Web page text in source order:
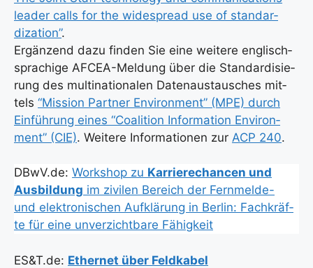
lea­der calls for the wide­spread use of stan­dar­
diza­ti­on”.
Ergän­zend dazu fin­den Sie eine wei­te­re eng­lisch­
spra­chi­ge AFCEA-Mel­dung über die Stan­dar­di­sie­
rung des mul­ti­na­tio­na­len Daten­aus­tau­sches mit­
tels “Mis­si­on Part­ner Envi­ron­ment” (MPE) durch
Ein­füh­rung eines “Coali­ti­on Infor­ma­ti­on Envi­ron­
ment” (CIE). Wei­te­re Infor­ma­tio­nen zur ACP 240.
DBwV.de: Work­shop zu Kar­rie­re­chan­cen und
Aus­bil­dung im zivi­len Bereich der Fern­mel­de-
und elek­tro­ni­schen Auf­klä­rung in Ber­lin: Fach­kräf­
te für eine unver­zicht­ba­re Fähig­keit
ES&T.de: Ether­net über Feld­ka­bel